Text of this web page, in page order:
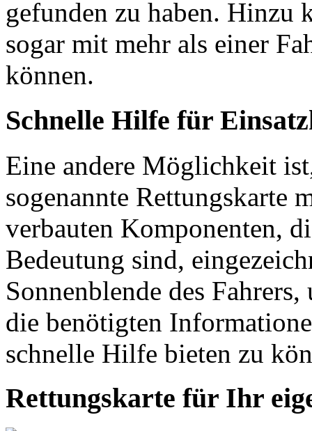
gefunden zu haben. Hinzu
sogar mit mehr als einer
können.
Schnelle Hilfe für
Eine andere Möglichkeit
sogenannte Rettungskarte
verbauten Komponenten,
Bedeutung sind,
Sonnenblende des
die benötigten
schnelle Hilfe bieten zu
Rettungskarte für Ihr